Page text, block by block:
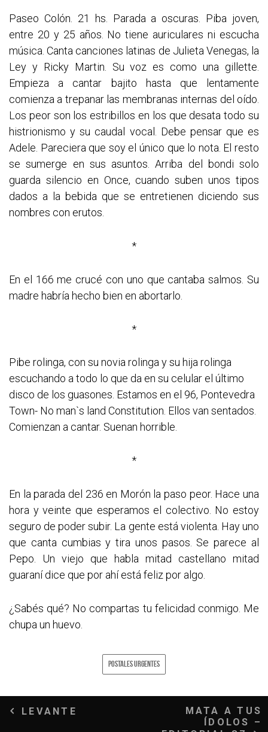
Paseo Colón. 21 hs. Parada a oscuras. Piba joven,
entre 20 y 25 años. No tiene auriculares ni escucha
música. Canta canciones latinas de Julieta Venegas, la
Ley y Ricky Martin. Su voz es como una gillette.
Empieza a cantar bajito hasta que lentamente
comienza a trepanar las membranas internas del oído.
Los peor son los estribillos en los que desata todo su
histrionismo y su caudal vocal. Debe pensar que es
Adele. Pareciera que soy el único que lo nota. El resto
se sumerge en sus asuntos. Arriba del bondi solo
guarda silencio en Once, cuando suben unos tipos
dados a la bebida que se entretienen diciendo sus
nombres con erutos.
*
En el 166 me crucé con uno que cantaba salmos. Su
madre habría hecho bien en abortarlo.
*
Pibe rolinga, con su novia rolinga y su hija rolinga
escuchando a todo lo que da en su celular el último
disco de los guasones. Estamos en el 96, Pontevedra
Town- No man`s land Constitution. Ellos van sentados.
Comienzan a cantar. Suenan horrible.
*
En la parada del 236 en Morón la paso peor. Hace una
hora y veinte que esperamos el colectivo. No estoy
seguro de poder subir. La gente está violenta. Hay uno
que canta cumbias y tira unos pasos. Se parece al
Pepo. Un viejo que habla mitad castellano mitad
guaraní dice que por ahí está feliz por algo.
¿Sabés qué? No compartas tu felicidad conmigo. Me
chupa un huevo.
POSTALES URGENTES
Navegación
LEVANTE
MATA A TUS
ÍDOLOS –